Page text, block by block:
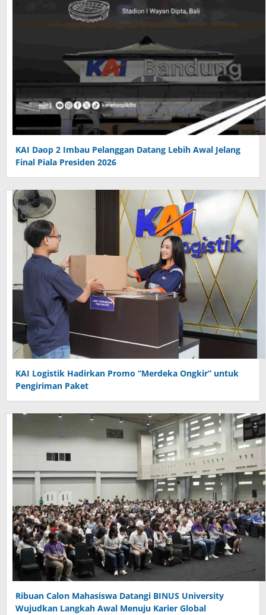
KAI Daop 2 Imbau Pelanggan Datang Lebih Awal Jelang
Final Piala Presiden 2026
KAI Logistik Hadirkan Promo “Merdeka Ongkir” untuk
Pengiriman Paket
Ribuan Calon Mahasiswa Datangi BINUS University
Wujudkan Langkah Awal Menuju Karier Global